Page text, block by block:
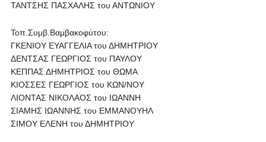
ΤΑΝΤΣΗΣ ΠΑΣΧΑΛΗΣ του ΑΝΤΩΝΙΟΥ
Τοπ.Συμβ.Βαμβακοφύτου:
ΓΚΕΝΙΟΥ ΕΥΑΓΓΕΛΙΑ του ΔΗΜΗΤΡΙΟΥ
ΔΕΝΤΣΑΣ ΓΕΩΡΓΙΟΣ του ΠΑΥΛΟΥ
ΚΕΠΠΑΣ ΔΗΜΗΤΡΙΟΣ του ΘΩΜΑ
ΚΙΟΣΣΕΣ ΓΕΩΡΓΙΟΣ του ΚΩΝ/ΝΟΥ
ΛΙΟΝΤΑΣ ΝΙΚΟΛΑΟΣ του ΙΩΑΝΝΗ
ΣΙΑΜΗΣ ΙΩΑΝΝΗΣ του ΕΜΜΑΝΟΥΗΛ
ΣΙΜΟΥ ΕΛΕΝΗ του ΔΗΜΗΤΡΙΟΥ